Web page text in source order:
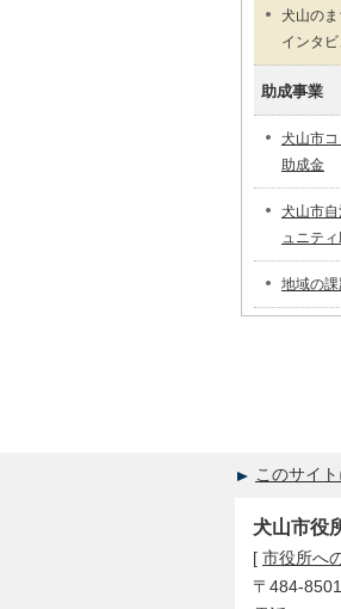
犬山の
インタ
助成事業
犬山市
助成金
犬山市自
ュニテ
地域の
このサイ
犬山市役
[ 市役所へ
〒484-